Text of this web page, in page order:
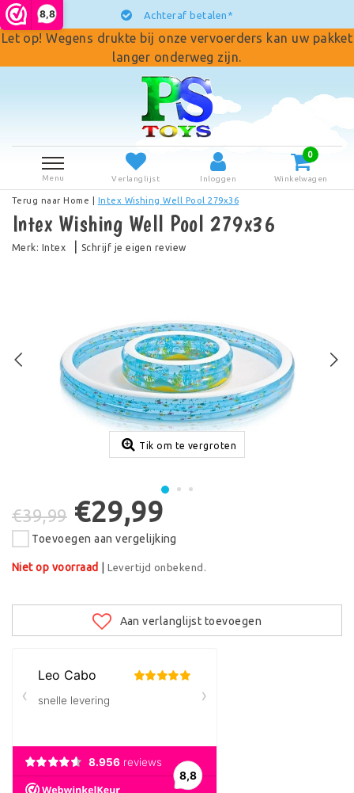
8,8 Achteraf betalen*
Let op! Wegens drukte bij onze vervoerders kan uw pakket
langer onderweg zijn.
Menu Verlanglijst Inloggen
0
Winkelwagen
Terug naar Home Intex Wishing Well Pool 279x36
Intex Wishing Well Pool 279x36
Merk: Intex Schrijf je eigen review
Tik om te vergroten
€39,99 €29,99
Toevoegen aan vergelijking
Niet op voorraad |Levertijd onbekend.
Aan verlanglijst toevoegen